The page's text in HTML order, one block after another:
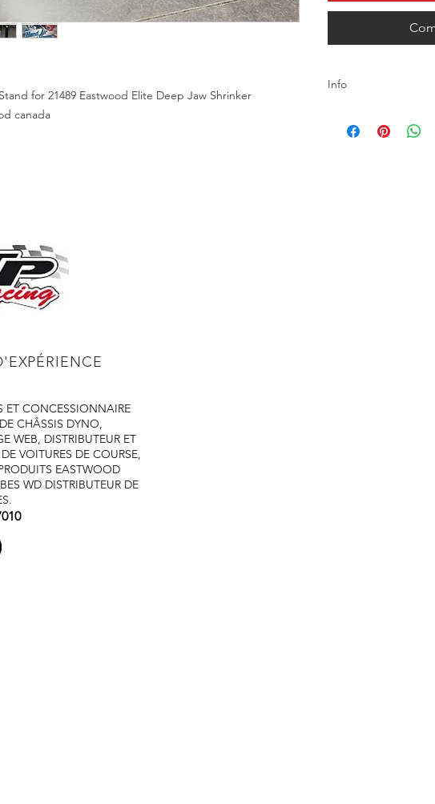
for 21489 Eastwood Elite Deep Jaw Shrinker
canada
Info
Stand for 21489
ET CONCESSIONNAIRE
CHÂSSIS DYNO,
WEB, DISTRIBUTEUR ET
VOITURES DE COURSE,
EASTWOOD
WD DISTRIBUTEUR DE